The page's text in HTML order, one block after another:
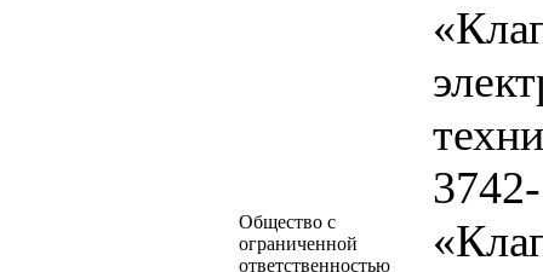
Общество с
ограниченной
ответственностью